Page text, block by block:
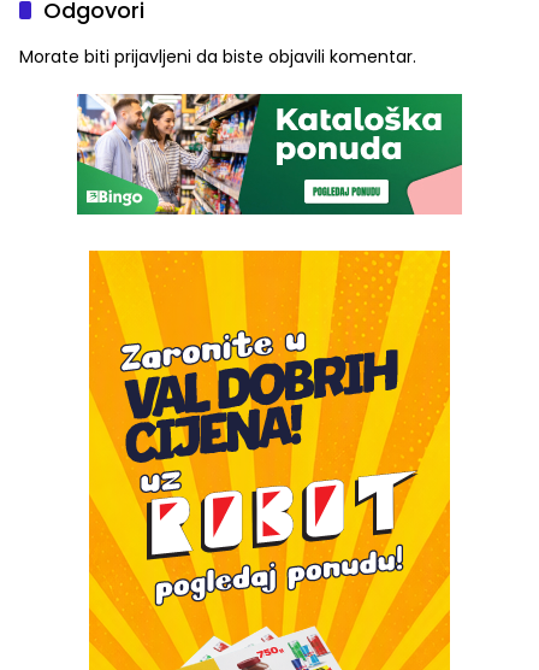
Odgovori
Morate biti prijavljeni da biste objavili komentar.